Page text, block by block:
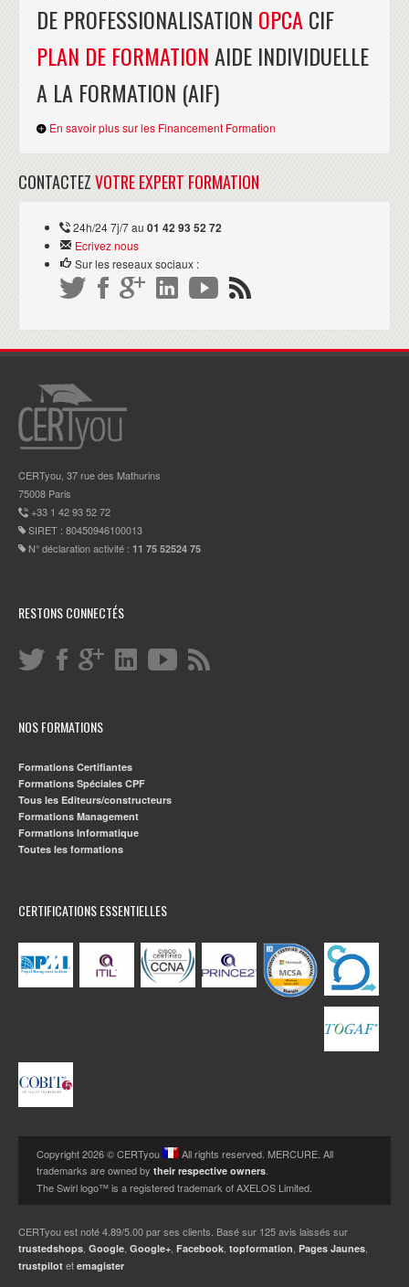
DE PROFESSIONALISATION OPCA CIF
PLAN DE FORMATIONAIDE INDIVIDUELLE
A LA FORMATION (AIF)
En savoir plus sur les Financement Formation
CONTACTEZVOTRE EXPERT FORMATION
24h/24 7j/7 au 01 42 93 52 72
Ecrivez nous
Sur les reseaux sociaux :
CERTyou, 37 rue des Mathurins
75008 Paris
+33 1 42 93 52 72
SIRET : 80450946100013
N° déclaration activité : 11 75 52524 75
RESTONS CONNECTÉS
NOS FORMATIONS
Formations Certifiantes
Formations Spéciales CPF
Tous les Editeurs/constructeurs
Formations Management
Formations Informatique
Toutes les formations
CERTIFICATIONS ESSENTIELLES
Copyright 2026 © CERTyou
All rights reserved. MERCURE. All
trademarks are owned by their respective owners.
The Swirl logo™ is a registered trademark of AXELOS Limited.
CERTyouest noté4.89/5.00par ses clients. Basé sur 125avis laissés sur
trustedshops, Google, Google+, Facebook, topformation, Pages Jaunes,
trustpilot et emagister